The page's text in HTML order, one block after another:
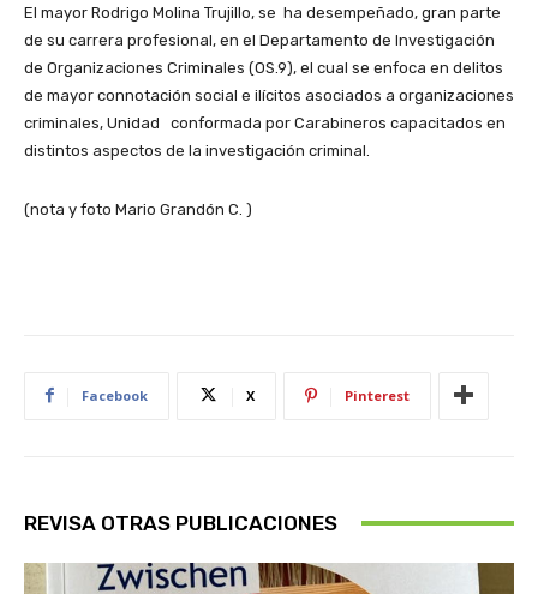
El mayor Rodrigo Molina Trujillo, se ha desempeñado, gran parte
de su carrera profesional, en el Departamento de Investigación
de Organizaciones Criminales (OS.9), el cual se enfoca en delitos
de mayor connotación social e ilícitos asociados a organizaciones
criminales, Unidad conformada por Carabineros capacitados en
distintos aspectos de la investigación criminal.
(nota y foto Mario Grandón C. )
Facebook X Pinterest
REVISA OTRAS PUBLICACIONES